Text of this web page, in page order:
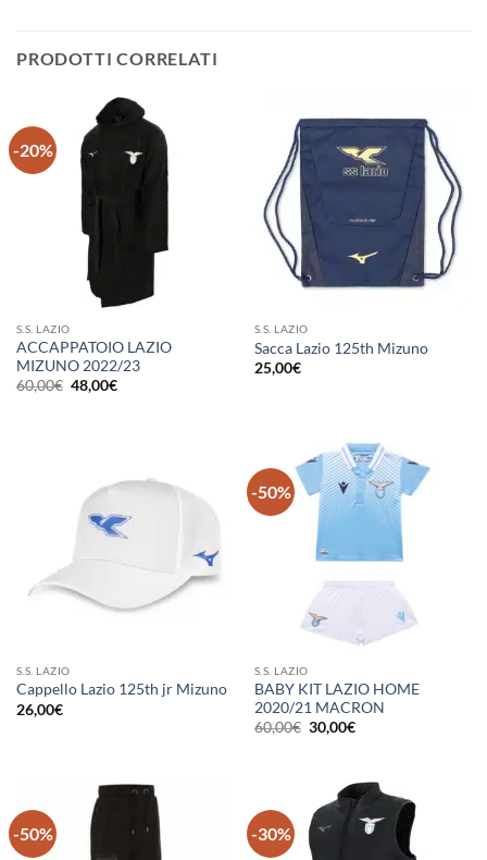
PRODOTTI CORRELATI
-20%
S.S. LAZIO
ACCAPPATOIO LAZIO
MIZUNO 2022/23
60,00€ Il
prezzo
48,00€Il
S.S. LAZIO
Sacca Lazio 125th Mizuno
25,00€
S.S. LAZIO
Cappello Lazio 125th jr Mizuno
26,00€
-50%
S.S. LAZIO
BABY KIT LAZIO HOME
2020/21 MACRON
60,00€ Il
prezzo
60,00€.
30,00€Il
30,00€.
-50% -30%